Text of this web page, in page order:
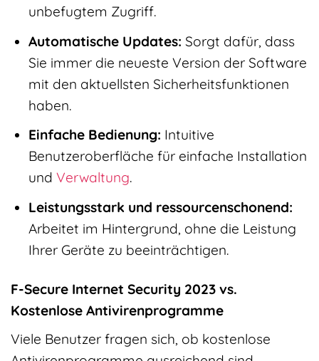
unbefugtem Zugriff.
Automatische Updates: Sorgt dafür, dass
Sie immer die neueste Version der Software
mit den aktuellsten Sicherheitsfunktionen
haben.
Einfache Bedienung: Intuitive
Benutzeroberfläche für einfache Installation
und Verwaltung.
Leistungsstark und ressourcenschonend:
Arbeitet im Hintergrund, ohne die Leistung
Ihrer Geräte zu beeinträchtigen.
F-Secure Internet Security 2023 vs.
Kostenlose Antivirenprogramme
Viele Benutzer fragen sich, ob kostenlose